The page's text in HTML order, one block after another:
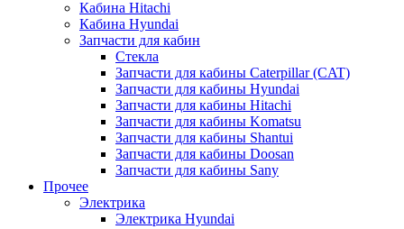
Кабина Hitachi
Кабина Hyundai
Запчасти для кабин
Стекла
Запчасти для кабины Caterpillar (CAT)
Запчасти для кабины Hyundai
Запчасти для кабины Hitachi
Запчасти для кабины Komatsu
Запчасти для кабины Shantui
Запчасти для кабины Doosan
Запчасти для кабины Sany
Прочее
Электрика
Электрика Hyundai